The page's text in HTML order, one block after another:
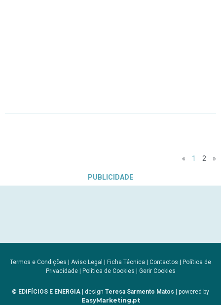
« 1 2 »
PUBLICIDADE
Termos e Condições | Aviso Legal | Ficha Técnica | Contactos | Política de
Privacidade| Política de Cookies | Gerir Cookies
© EDIFÍCIOS E ENERGIA | design Teresa Sarmento Matos | powered by
EasyMarketing.pt